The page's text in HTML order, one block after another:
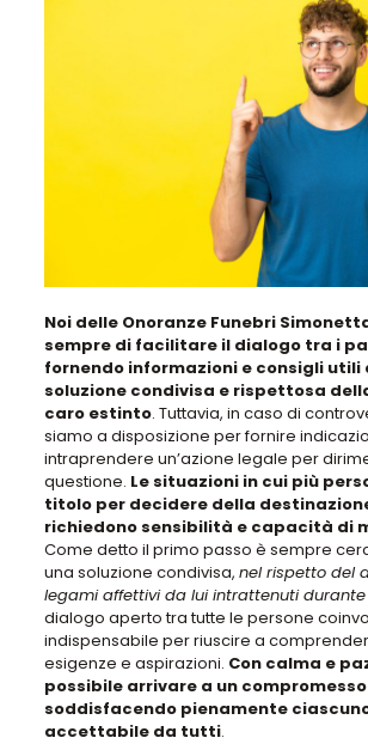
Noi delle Onoranze Funebri
sempre di facilitare il dialogo tra i
fornendo informazioni e consigli utili
soluzione condivisa e rispettosa
caro estinto. Tuttavia, in caso di
siamo a disposizione per fornire
intraprendere un’azione legale per
questione. Le situazioni in cui più
titolo per decidere della
richiedono sensibilità e capacità di
Come detto il primo passo è sempre
una soluzione condivisa, nel rispetto del
legami affettivi da lui intrattenuti
dialogo aperto tra tutte le persone
indispensabile per riuscire a
esigenze e aspirazioni. Con calma e
possibile arrivare a un
soddisfacendo pienamente
accettabile da tutti.